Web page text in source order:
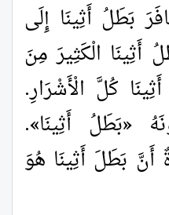
بَطَلُ أَثِينَا إِلَى
أَثِينَا الْكَثِيرَ مِنَ
كُلَّ الْأَشْرَارِ.
«بَطَلُ أَثِينَا»
.
بَطَلَ أَثِينَا هُوَ